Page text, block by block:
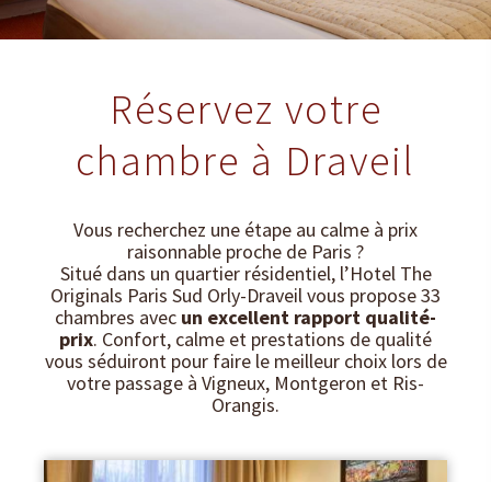
Réservez votre
chambre à Draveil
Vous recherchez une étape au calme à prix
raisonnable proche de Paris ?
Situé dans un quartier résidentiel, l’Hotel The
Originals Paris Sud Orly-Draveil vous propose 33
chambres avec un excellent rapport qualité-
prix. Confort, calme et prestations de qualité
vous séduiront pour faire le meilleur choix lors de
votre passage à Vigneux, Montgeron et Ris-
Orangis.